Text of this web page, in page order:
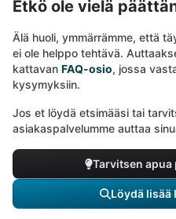
Etkö ole vielä
Älä huoli, ymmärrämme, että
ei ole helppo tehtävä.
kattavan FAQ-osio, jossa
kysymyksiin.
Jos et löydä etsimääsi tai
asiakaspalvelumme auttaa
Tarvitsen
Löydä